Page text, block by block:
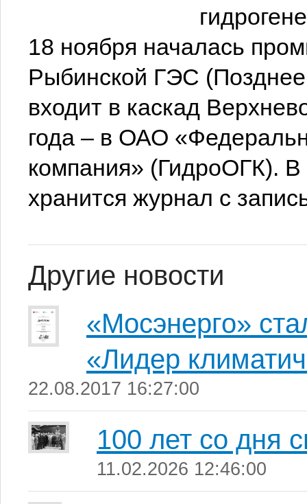
18 ноября началась
Рыбинской ГЭС
входит в каскад
года – в ОАО
компания» (ГидроОГК).
хранится журнал с
Другие новости
«Мосэнерго»
«Лидер
22.08.2017 16:27:00
100 лет со дня
11.02.2026 12:46:00